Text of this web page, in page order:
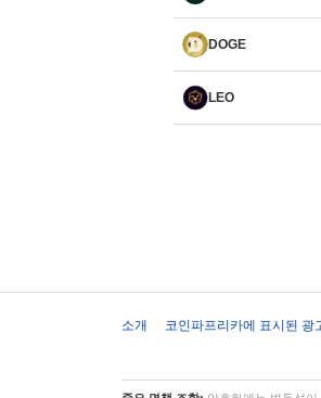
DOGE
LEO
소개 코인파프리카에 표시된 광